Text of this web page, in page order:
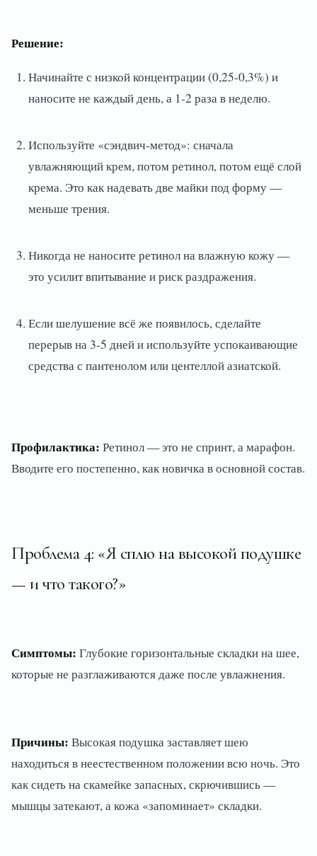
Решение:
Начинайте с низкой концентрации (0,25-0,3%) и
наносите не каждый день, а 1-2 раза в неделю.
Используйте «сэндвич-метод»: сначала
увлажняющий крем, потом ретинол, потом ещё слой
крема. Это как надевать две майки под форму —
меньше трения.
Никогда не наносите ретинол на влажную кожу —
это усилит впитывание и риск раздражения.
Если шелушение всё же появилось, сделайте
перерыв на 3-5 дней и используйте успокаивающие
средства с пантенолом или центеллой азиатской.
Профилактика: Ретинол — это не спринт, а марафон.
Вводите его постепенно, как новичка в основной состав.
Проблема 4: «Я сплю на высокой подушке
— и что такого?»
Симптомы: Глубокие горизонтальные складки на шее,
которые не разглаживаются даже после увлажнения.
Причины: Высокая подушка заставляет шею
находиться в неестественном положении всю ночь. Это
как сидеть на скамейке запасных, скрючившись —
мышцы затекают, а кожа «запоминает» складки.